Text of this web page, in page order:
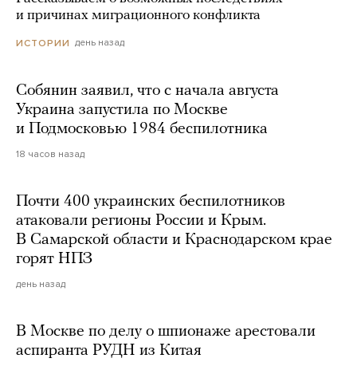
и причинах миграционного конфликта
ИСТОРИИ день назад
Собянин заявил, что с начала августа
Украина запустила по Москве
и Подмосковью 1984 беспилотника
18 часов назад
Почти 400 украинских беспилотников
атаковали регионы России и Крым.
В Самарской области и Краснодарском крае
горят НПЗ
день назад
В Москве по делу о шпионаже арестовали
аспиранта РУДН из Китая